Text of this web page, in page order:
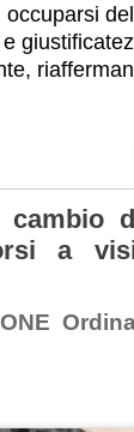
cambio
a